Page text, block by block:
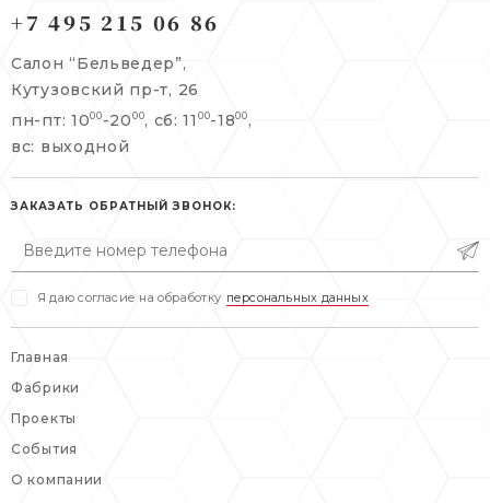
info@belveder-e.ru
пн-пт: 10:00-20:00
сб, вс: выходной
Берсеневский переулок, 3/10с7
+7 495 477 45 43
info@belveder-e.ru
пн-пт: 10:00-19:00
сб: выходной
+7 495 215 06 86
Салон “Бельведер”,
Кутузовский пр-т, 26
пн-пт: 1000 -20 00, сб: 11 00-1800 ,
вс: выходной
ЗАКАЗАТЬ ОБРАТНЫЙ ЗВОНОК:
Я даю согласие на обработку персональных данных
Главная
Фабрики
Проекты
События
О компании